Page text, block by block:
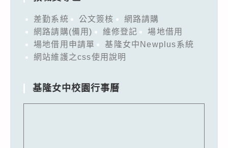
差勤系統 公文簽核
網路請購
網路請購(備用)
維修登記
場地借用
場地借用申請單
基隆女中Newplus系統
網站維護之css使用說明
基隆女中校園行事曆